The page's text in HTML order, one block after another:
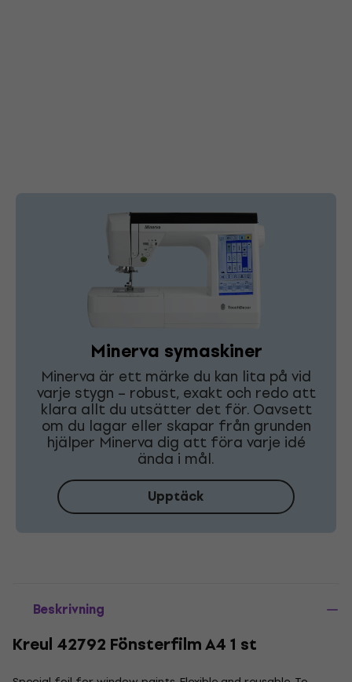
Minerva symaskiner
Minerva är ett märke du kan lita på vid
varje stygn – robust, exakt och redo att
klara allt du utsätter det för. Oavsett
om du lagar eller skapar från grunden
hjälper Minerva dig att föra varje idé
ända i mål.
Upptäck
Beskrivning
Kreul 42792 Fönsterfilm A4 1 st